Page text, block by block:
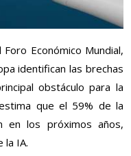
Económico Mundial,
identifican las brechas
obstáculo para la
que el 59% de la
en los próximos años,
la IA.